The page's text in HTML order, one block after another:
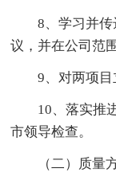
8、学习并
议，并在公司范
9、对两项目
10、落实推
市领导检查。
（二）质量